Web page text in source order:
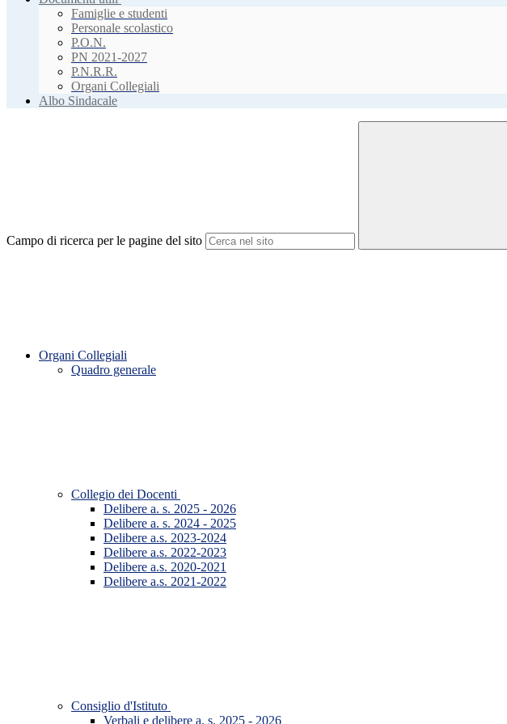
Famiglie e studenti
Personale scolastico
P.O.N.
PN 2021-2027
P.N.R.R.
Organi Collegiali
Albo Sindacale
Campo di ricerca per le pagine del sito
Organi Collegiali
Quadro generale
Collegio dei Docenti
Delibere a. s. 2025 - 2026
Delibere a. s. 2024 - 2025
Delibere a.s. 2023-2024
Delibere a.s. 2022-2023
Delibere a.s. 2020-2021
Delibere a.s. 2021-2022
Consiglio d'Istituto
Verbali e delibere a. s. 2025 - 2026